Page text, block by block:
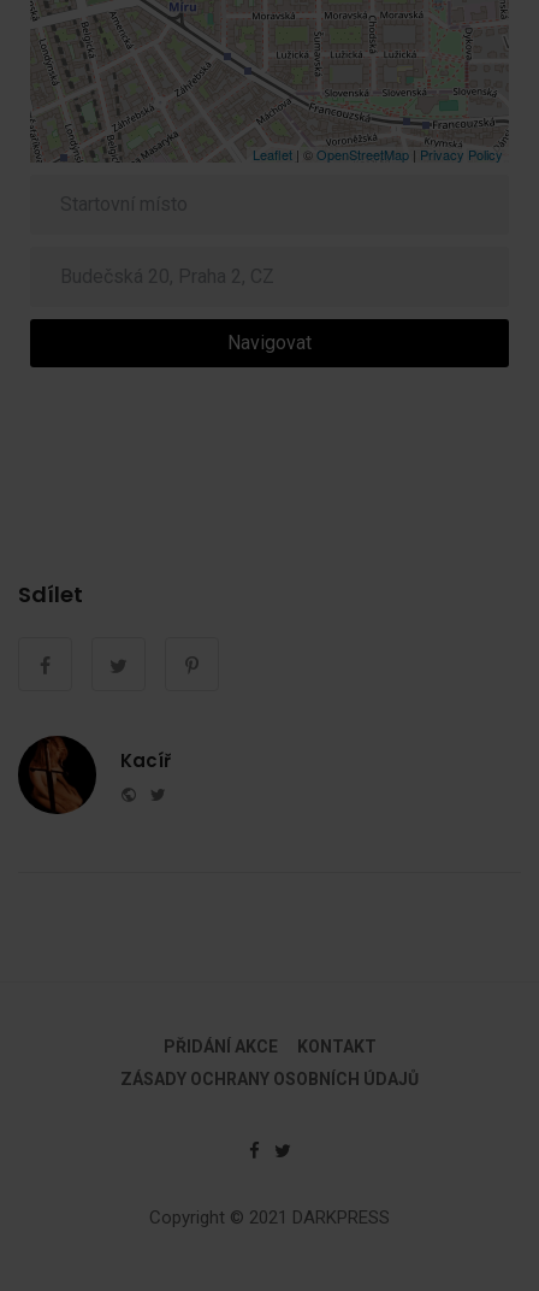
Leaflet | ©OpenStreetMap | Privacy Policy
Navigovat
Sdílet
Kacíř
Website
PŘIDÁNÍ AKCE
KONTAKT
ZÁSADY OCHRANY OSOBNÍCH ÚDAJŮ
Copyright © 2021 DARKPRESS